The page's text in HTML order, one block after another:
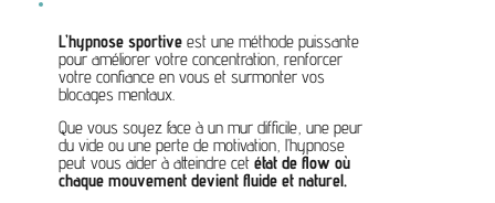
L’hypnose sportive est une méthode puissante
pour améliorer votre concentration, renforcer
votre confiance en vous et surmonter vos
blocages mentaux.
Que vous soyez face à un mur difficile, une peur
du vide ou une perte de motivation, l’hypnose
peut vous aider à atteindre cet état de flow où
chaque mouvement devient fluide et naturel.